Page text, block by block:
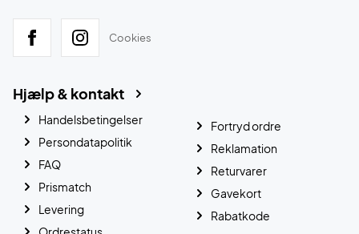
Cookies
Hjælp & kontakt
Handelsbetingelser
Persondatapolitik
FAQ
Prismatch
Levering
Fortryd ordre
Reklamation
Returvarer
Gavekort
Rabatkode